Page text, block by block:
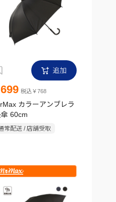
追加
699 税込￥768
カラーアンブレラ
60cm
常配送 / 店舗受取